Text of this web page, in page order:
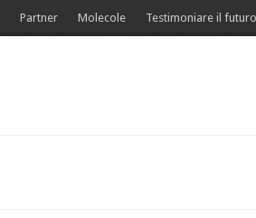
Partner Molecole Testimoniare il futuro